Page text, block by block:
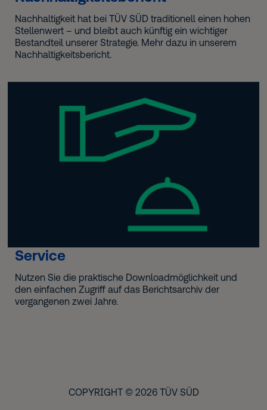
Nachhaltigkeit hat bei TÜV SÜD traditionell einen hohen
Stellenwert – und bleibt auch künftig ein wichtiger
Bestandteil unserer Strategie. Mehr dazu in unserem
Nachhaltigkeitsbericht.
Service
Nutzen Sie die praktische Downloadmöglichkeit und
den einfachen Zugriff auf das Berichtsarchiv der
vergangenen zwei Jahre.
COPYRIGHT © 2026 TÜV SÜD